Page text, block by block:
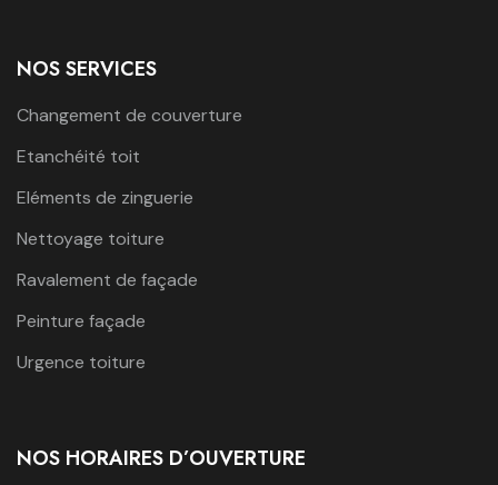
NOS SERVICES
Changement de couverture
Etanchéité toit
Eléments de zinguerie
Nettoyage toiture
Ravalement de façade
Peinture façade
Urgence toiture
NOS HORAIRES D’OUVERTURE